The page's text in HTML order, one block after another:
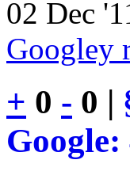
02 Dec
Googley
+ 0 - 0 |